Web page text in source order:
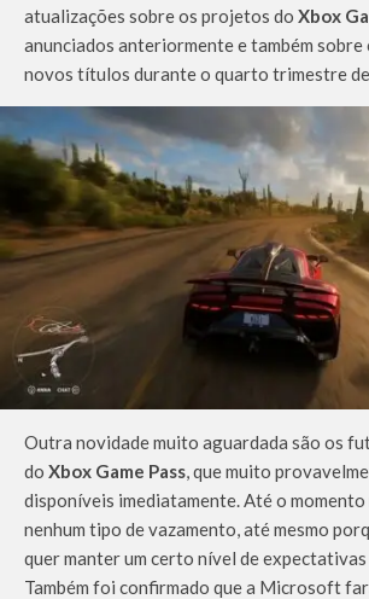
atualizações sobre os projetos do Xbox
anunciados anteriormente e também sobre
novos títulos durante o quarto trimestre
Outra novidade muito aguardada são os
do Xbox Game Pass, que muito
disponíveis imediatamente. Até o
nenhum tipo de vazamento, até mesmo
quer manter um certo nível de
Também foi confirmado que a Microsoft